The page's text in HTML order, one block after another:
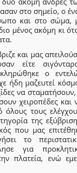
στο σημείο, ο
και στο σώμα,
μένος ακόμη κι
και μας
είτε
ο
ήδη μαζευτεί
να
χειροπέδες και
τους
της
που μας
το
για
πλατεία, ενώ